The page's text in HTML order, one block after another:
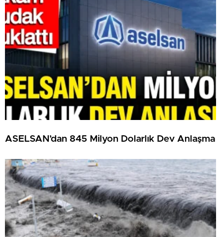
ASELSAN’dan 845 Milyon Dolarlık Dev Anlaşma